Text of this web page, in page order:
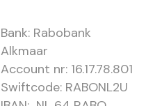
Bank: Rabobank
Alkmaar
Account nr: 16.17.78.801
Swiftcode: RABONL2U